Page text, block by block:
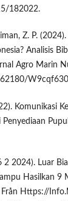
182022.
Z. P.
Analisis
Agro Marin
Komunikasi
Penyediaan
2 2024). Luar
Hasilkan 9
Https://